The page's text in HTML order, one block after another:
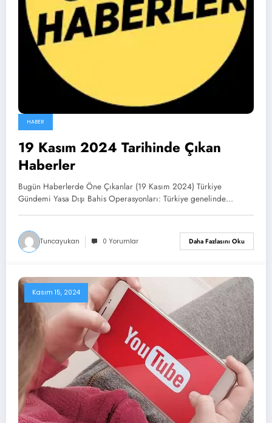
HABER
19 Kasım 2024 Tarihinde Çıkan
Haberler
Bugün Haberlerde Öne Çıkanlar (19 Kasım 2024) Türkiye
Gündemi Yasa Dışı Bahis Operasyonları: Türkiye genelinde…
Tuncayukan 0 Yorumlar Daha Fazlasını Oku
Kasım 15, 2024